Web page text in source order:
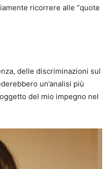
ricorrere alle “quote
delle discriminazioni sul
un’analisi più
del mio impegno nel